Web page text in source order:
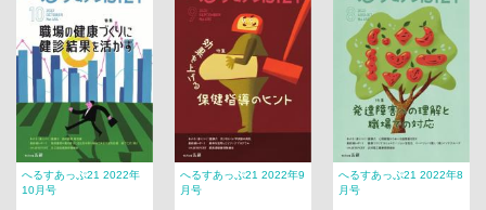
へるすあっぷ21 2022年
10月号
へるすあっぷ21 2022年9
月号
へるすあっぷ21 2022年8
月号